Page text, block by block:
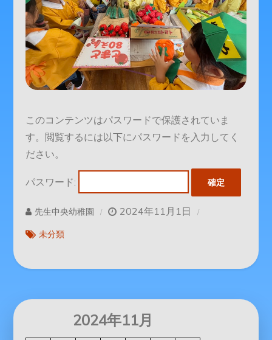
このコンテンツはパスワードで保護されていま
す。閲覧するには以下にパスワードを入力してく
ださい。
パスワード:
先生中央幼稚園 2024年11月1日
未分類
2024年11月